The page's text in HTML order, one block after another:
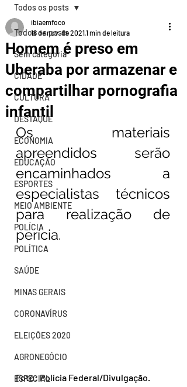
Todos os posts
Sem categoria
CIDADE
CULTURA
DESTAQUE
ECONOMIA
EDUCAÇÃO
ESPORTES
MEIO AMBIENTE
POLÍCIA
POLÍTICA
SAÚDE
MINAS GERAIS
CORONAVÍRUS
ELEIÇÕES 2020
AGRONEGÓCIO
ESPECIAL
Todos os posts
Homem é preso em
Uberaba por armazenar e
compartilhar pornografia
infantil
ibiaemfoco
18 de nov. de 20211 min de leitura
Os materiais
apreendidos serão
encaminhados a
especialistas técnicos
para realização de
perícia.
Foto: Polícia Federal/Divulgação.